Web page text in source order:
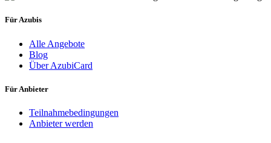
Für Azubis
Alle Angebote
Blog
Über AzubiCard
Für Anbieter
Teilnahmebedingungen
Anbieter werden